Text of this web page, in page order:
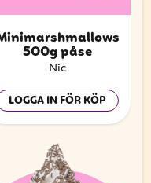
500g påse
Nic
LOGGA IN FÖR KÖP